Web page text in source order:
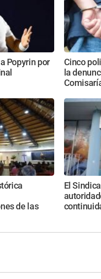
Popyrin por
Cinco
la
de las
El